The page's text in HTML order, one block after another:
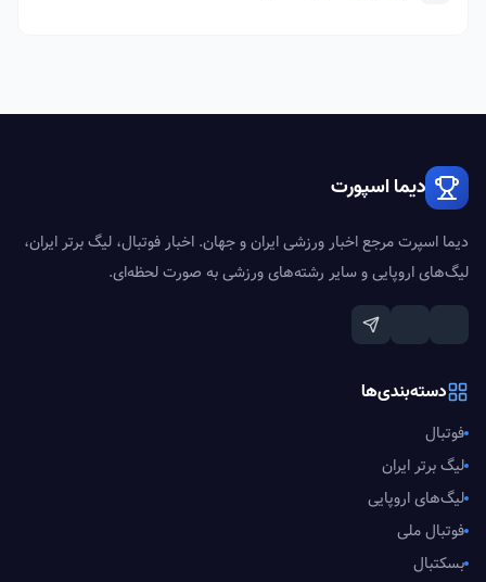
دیما اسپورت
دیما اسپرت مرجع اخبار ورزشی ایران و جهان. اخبار فوتبال، لیگ برتر ایران،
لیگ‌های اروپایی و سایر رشته‌های ورزشی به صورت لحظه‌ای.
دسته‌بندی‌ها
فوتبال
لیگ برتر ایران
لیگ‌های اروپایی
فوتبال ملی
بسکتبال